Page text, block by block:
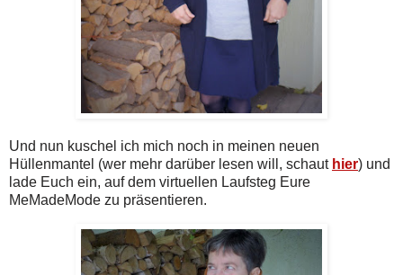
Und nun kuschel ich mich noch in meinen neuen
Hüllenmantel (wer mehr darüber lesen will, schaut hier) und
lade Euch ein, auf dem virtuellen Laufsteg Eure
MeMadeMode zu präsentieren.